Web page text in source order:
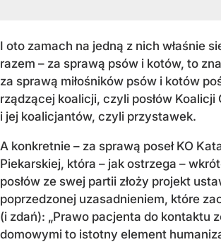
I oto zamach na jedną z nich właśnie
razem – za sprawą psów i kotów, to
za sprawą miłośników psów i kotów
rządzącej koalicji, czyli posłów
i jej koalicjantów, czyli przystawek.
A konkretnie – za sprawą poseł KO
Piekarskiej, która – jak ostrzega –
posłów ze swej partii złoży projekt
poprzedzonej uzasadnieniem, które
(i zdań): „Prawo pacjenta do kontaktu
domowymi to istotny element